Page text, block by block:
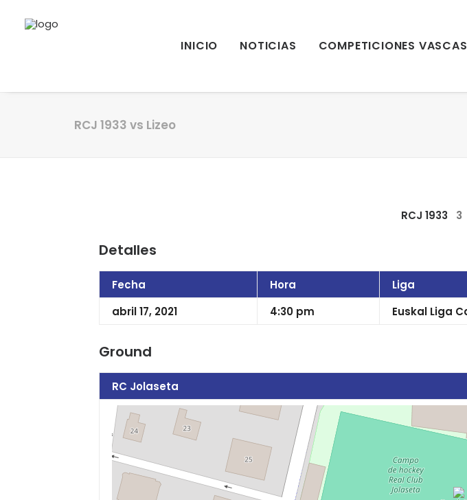
INICIO NOTICIAS COMPETICIONES VASCAS
RCJ 1933 vs Lizeo
RCJ 1933 3
Detalles
Fecha Hora Liga
abril 17, 2021
4:30 pm Euskal Liga
Ground
RC Jolaseta